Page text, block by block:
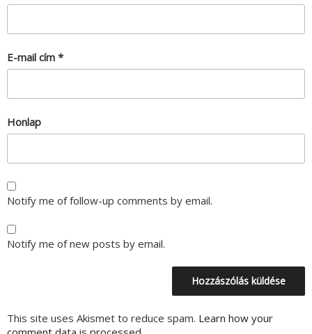
E-mail cím *
Honlap
Notify me of follow-up comments by email.
Notify me of new posts by email.
This site uses Akismet to reduce spam. Learn how your